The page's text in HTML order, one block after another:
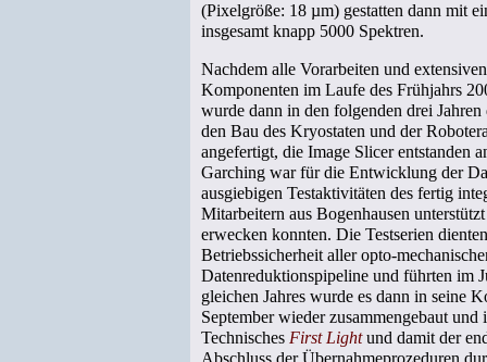
(Pixelgröße: 18 µm) gestatten dann mit
insgesamt knapp 5000 Spektren.
Nachdem alle Vorarbeiten und
Komponenten im Laufe des Frühjahrs
wurde dann in den folgenden drei
den Bau des Kryostaten und der
angefertigt, die Image Slicer entstanden
Garching war für die Entwicklung der
ausgiebigen Testaktivitäten des fertig
Mitarbeitern aus Bogenhausen
erwecken konnten. Die Testserien
Betriebssicherheit aller opto-
Datenreduktionspipeline und führten im
gleichen Jahres wurde es dann in seine
September wieder zusammengebaut
Technisches First Lightund damit der
Abschluss der Übernahmeprozeduren